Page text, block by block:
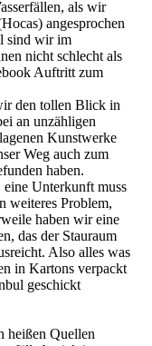
als wir
angesprochen
sind wir im
nicht schlecht als
Auftritt zum
den tollen Blick in
an unzähligen
Kunstwerke
Weg auch zum
haben.
Unterkunft muss
weiteres Problem,
haben wir eine
das der Stauraum
Also alles was
in Kartons verpackt
geschickt
heißen Quellen